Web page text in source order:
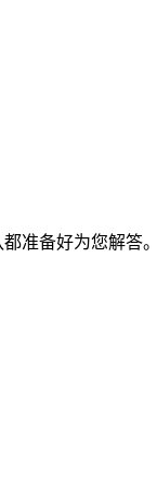
准备好为您解答